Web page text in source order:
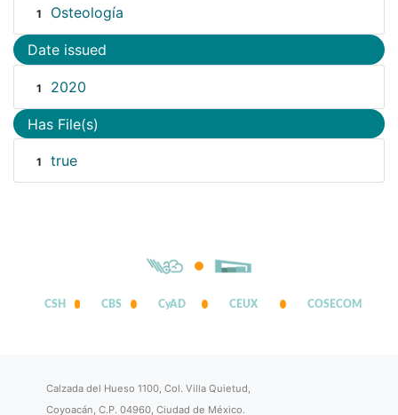
1 Osteología
Date issued
1 2020
Has File(s)
1 true
CSH CBS CyAD CEUX COSECOM
Calzada del Hueso 1100, Col. Villa Quietud,
Coyoacán, C.P. 04960, Ciudad de México.